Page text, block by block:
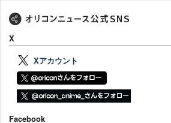
X
Xアカウント
Facebook